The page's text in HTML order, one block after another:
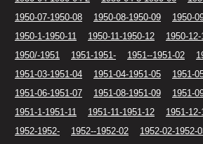
1950-07-1950-08
1950-08-1950-09
1950-
1950-1-1950-11
1950-11-1950-12
1950-
1950/-1951
1951-1951- 1951--1951-02
1951-03-1951-04
1951-04-1951-05
1951-
1951-06-1951-07
1951-08-1951-09
1951-
1951-1-1951-11
1951-11-1951-12
1951-
1952-1952-
1952--1952-02
1952-02-1952-